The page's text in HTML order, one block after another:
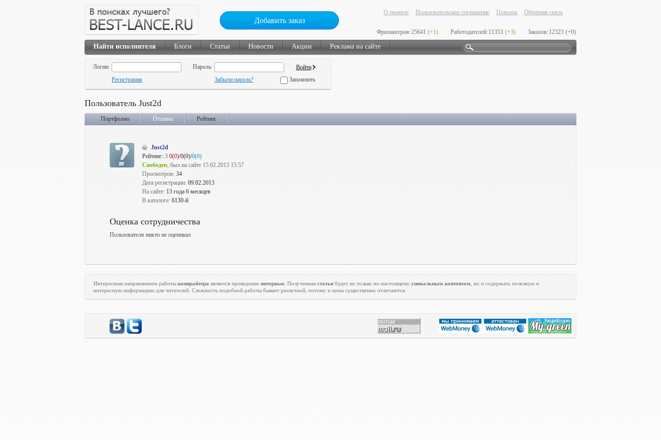
Добавить заказ
О проекте Пользовательское соглашение Помощь Обратная связь
Фрилансеров:25641 (+1) Работодателей:11353 (+3) Заказов:12323 (+0)
Найти исполнителя Блоги Статьи Новости Акции Реклама на сайте
Логин:
Пароль:
Регистрация
Забыли пароль? Запомнить
Пользователь Just2d
Портфолио Отзывы Рейтинг
Just2d
Рейтинг: 3 0(0)/0(0)/0(0)
Свободен, был на сайте 15.02.2013 15:57
Просмотров: 34
Дата регистрации: 09.02.2013
На сайте: 13 года 6 месяцев
В каталоге: 6130-й
Оценка сотрудничества
Пользователя никто не оценивал
Интересным направлением работы копирайтера является проведение интервью . Полученная статья будет не только по-настоящему уникальным контентом , но и содержать полезную и
интересную информацию для читателей. Сложность подобной работы бывает различной, потому и цены существенно отличаются.